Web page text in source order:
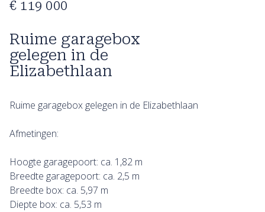
Ruime garagebox
gelegen in de
Elizabethlaan
€ 119 000
Ruime garagebox gelegen in de Elizabethlaan
Afmetingen:
Hoogte garagepoort: ca. 1,82 m
Breedte garagepoort: ca. 2,5 m
Breedte box: ca. 5,97 m
Diepte box: ca. 5,53 m